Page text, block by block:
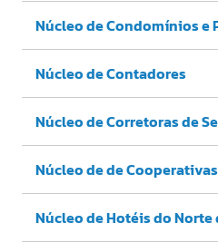
Núcleo de Condomínios e
Núcleo de Contadores
Núcleo de Corretoras de
Núcleo de de Cooperativas
Núcleo de Hotéis do Norte